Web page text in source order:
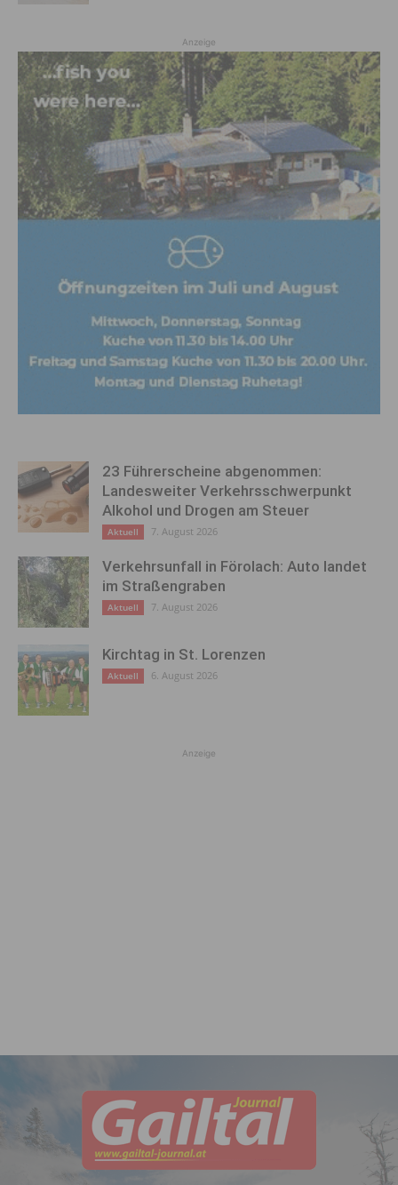
Anzeige
23 Führerscheine abgenommen:
Landesweiter Verkehrsschwerpunkt
Alkohol und Drogen am Steuer
Aktuell 7. August 2026
Verkehrsunfall in Förolach: Auto landet
im Straßengraben
Aktuell 7. August 2026
Kirchtag in St. Lorenzen
Aktuell 6. August 2026
Anzeige